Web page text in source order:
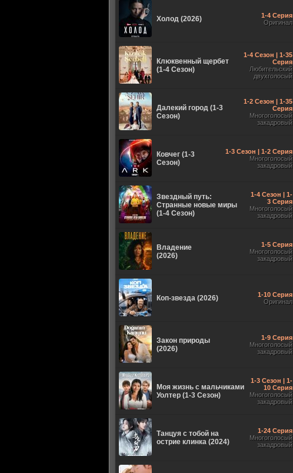
Холод (2026)
1-4 Серия
Оригинал
Клюквенный щербет
(1-4 Сезон)
1-4 Сезон | 1-35
Серия
Любительский
двухголосый
Далекий город (1-3
Сезон)
1-2 Сезон | 1-35
Серия
Многоголосый
закадровый
Ковчег (1-3
Сезон)
1-3 Сезон | 1-2 Серия
Многоголосый
закадровый
Звездный путь:
Странные новые миры
(1-4 Сезон)
1-4 Сезон | 1-
3 Серия
Многоголосый
закадровый
Владение
(2026)
1-5 Серия
Многоголосый
закадровый
Коп-звезда (2026)
1-10 Серия
Оригинал
Закон природы
(2026)
1-9 Серия
Многоголосый
закадровый
Моя жизнь с мальчиками
Уолтер (1-3 Сезон)
1-3 Сезон | 1-
10 Серия
Многоголосый
закадровый
Танцуя с тобой на
острие клинка (2024)
1-24 Серия
Многоголосый
закадровый